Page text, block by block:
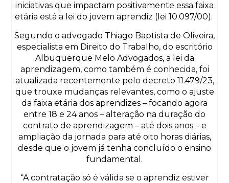
iniciativas que impactam positivamente essa faixa
etária está a lei do jovem aprendiz (lei 10.097/00).
Segundo o advogado Thiago Baptista de Oliveira,
especialista em Direito do Trabalho, do escritório
Albuquerque Melo Advogados, a lei da
aprendizagem, como também é conhecida, foi
atualizada recentemente pelo decreto 11.479/23,
que trouxe mudanças relevantes, como o ajuste
da faixa etária dos aprendizes – focando agora
entre 18 e 24 anos – alteração na duração do
contrato de aprendizagem – até dois anos – e
ampliação da jornada para até oito horas diárias,
desde que o jovem já tenha concluído o ensino
fundamental.
“A contratação só é válida se o aprendiz estiver